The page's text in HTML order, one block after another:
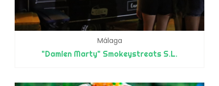
Málaga
"Damien Marty" Smokeystreats S.L.